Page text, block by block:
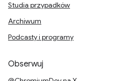
Studia przypadków
Archiwum
Podcasty i programy
Obserwuj